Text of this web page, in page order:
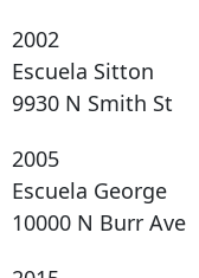
2002
Escuela Sitton
9930 N Smith St
2005
Escuela George
10000 N Burr Ave